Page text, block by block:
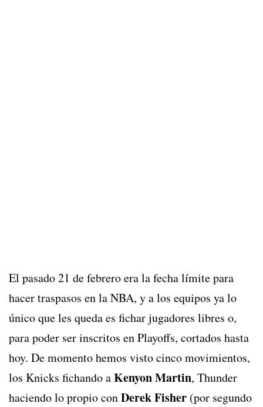
El pasado 21 de febrero era la fecha límite para
hacer traspasos en la NBA, y a los equipos ya lo
único que les queda es fichar jugadores libres o,
para poder ser inscritos en Playoffs, cortados hasta
hoy. De momento hemos visto cinco movimientos,
los Knicks fichando aKenyon Martin, Thunder
haciendo lo propio conDerek Fisher (por segundo